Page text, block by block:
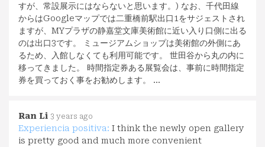
すが、常設展示にはならないと思います。) なお、千代田線
からはGoogleマップでは二重橋前駅出口1をサジェストされ
ますが、MYプラザの静嘉堂文庫美術館に近い入り口側に出る
のは出口3です。 ミュージアムショップは美術館の外側にあ
るため、入館しなくても利用可能です。 世田谷から丸の内に
移ってきました。 時間指定券ある展覧会は、事前に時間指定
券を買っておく事をお勧めします。 …
Ran Li 3 years ago
Experiencia positiva: I think the newly open gallery
is pretty good and much more convenient